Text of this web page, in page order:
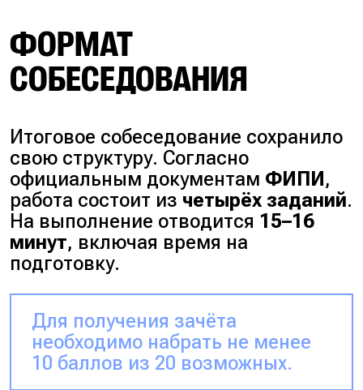
ФОРМАТ
СОБЕСЕДОВАНИЯ
Итоговое собеседование сохранило
свою структуру. Согласно
официальным документам ФИПИ ,
работа состоит из четырёх заданий.
На выполнение отводится 15–16
минут, включая время на
подготовку.
Для получения зачёта
необходимо набрать не менее
10 баллов из 20 возможных.